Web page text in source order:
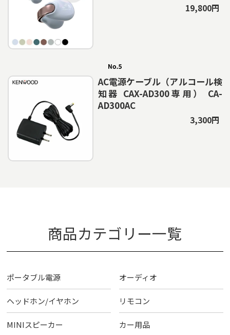
19,800円
AC電源ケーブル（アルコール検
知器 CAX-AD300専用） CA-
AD300AC
3,300円
商品カテゴリー一覧
ポータブル電源 オーディオ
ヘッドホン/イヤホン リモコン
MINIスピーカー カー用品